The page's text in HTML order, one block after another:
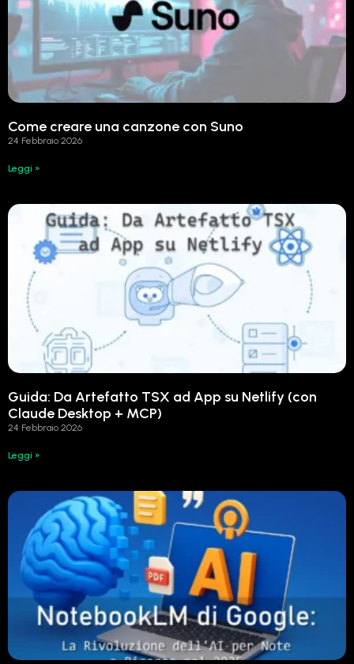
Come creare una canzone con Suno
24 Febbraio 2026
Leggi »
Guida: Da Artefatto TSX ad App su Netlify (con
Claude Desktop + MCP)
24 Febbraio 2026
Leggi »